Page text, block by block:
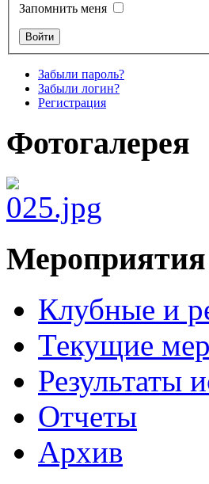
Запомнить меня
Забыли пароль?
Забыли логин?
Регистрация
Фотогалерея
Мероприятия
Клубные и
Текущие
Результаты
Отчеты
Архив